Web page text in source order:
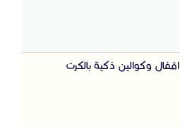
اقفال وكوالين ذكية بالكرت